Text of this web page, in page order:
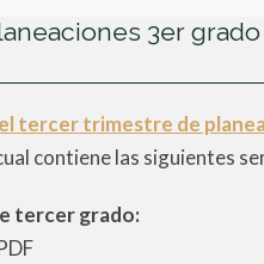
3er
tercer trimestre de
contiene las siguientes
tercer grado: